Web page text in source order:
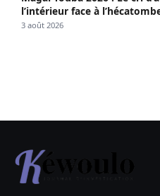
l’intérieur face à
3 août 2026